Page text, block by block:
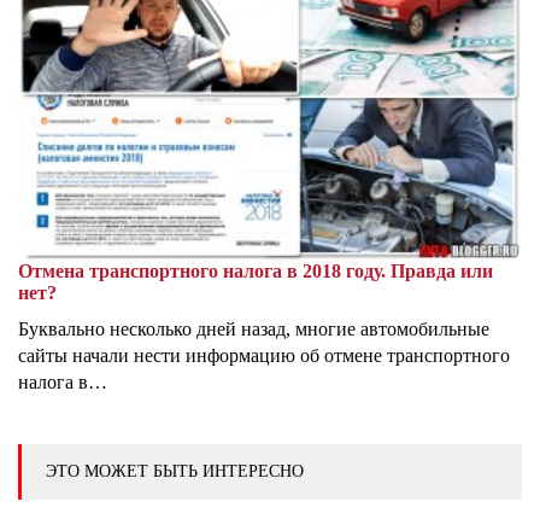
Отмена транспортного налога в 2018 году. Правда или
нет?
Буквально несколько дней назад, многие автомобильные
сайты начали нести информацию об отмене транспортного
налога в…
ЭТО МОЖЕТ БЫТЬ ИНТЕРЕСНО